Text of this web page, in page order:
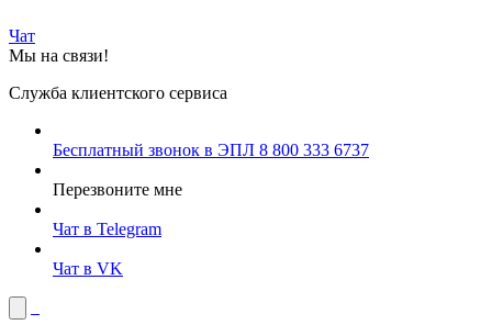
Чат
Мы на связи!
Служба клиентского сервиса
Бесплатный звонок в ЭПЛ 8 800 333 6737
Перезвоните мне
Чат в Telegram
Чат в VK